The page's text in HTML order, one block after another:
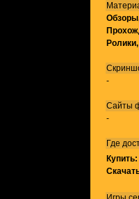
-
Сайты
-
Где
Купить: